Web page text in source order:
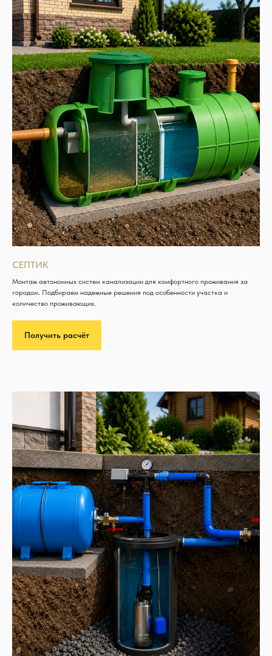
СЕПТИК
Монтаж автономных систем канализации для комфортного проживания за
городом. Подбираем надежные решения под особенности участка и
количество проживающих.
Получить расчёт